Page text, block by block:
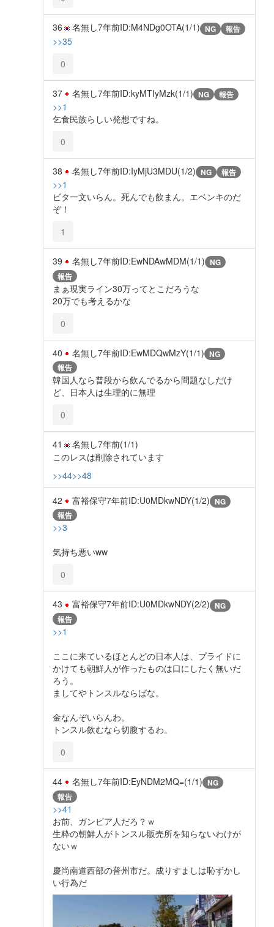
36 名無し7年前ID:M4NDg0OTA(1/1) NG 報告
>>35
0
37 名無し7年前ID:kyMTIyMzk(1/1) NG 報告
>>1
乞食民族らしい発想ですね。
0
38 名無し7年前ID:IyMjU3MDU(1/2) NG 報告
>>1
ビタ一文いらん。死んでも飲まん。エベンキのだ
ぞ！
1
39 名無し7年前ID:EwNDAwMDM(1/1) NG
報告
まぁ現実ライン30万ってとこだろうな
20万でも考えるかな
0
40 名無し7年前ID:EwMDQwMzY(1/1) NG
報告
韓国人なら普段から飲んでるから問題なしだけ
ど、日本人は生理的に無理
0
41 名無し7年前(1/1)
このレスは削除されています
>>44>>48
42 富裕保守7年前ID:U0MDkwNDY(1/2) NG
報告
>>3
気持ち悪いww
0
43 富裕保守7年前ID:U0MDkwNDY(2/2) NG
報告
>>1
ここに来ているほとんどの日本人は、プライドに
かけても朝鮮人が作ったものは口にしたく無いだ
ろう。
ましてやトンスルならばな。
金なんぞいらんわ。
トンスル飲むなら切腹するわ。
0
44 名無し7年前ID:EyNDM2MQ=(1/1) NG
報告
>>41
お前、ガンビア人だろ？ｗ
生粋の朝鮮人がトンスル販売所を知らないわけが
ないｗ
慶尚南道西部の普州市だ。成りすましは恥ずかし
い行為だ